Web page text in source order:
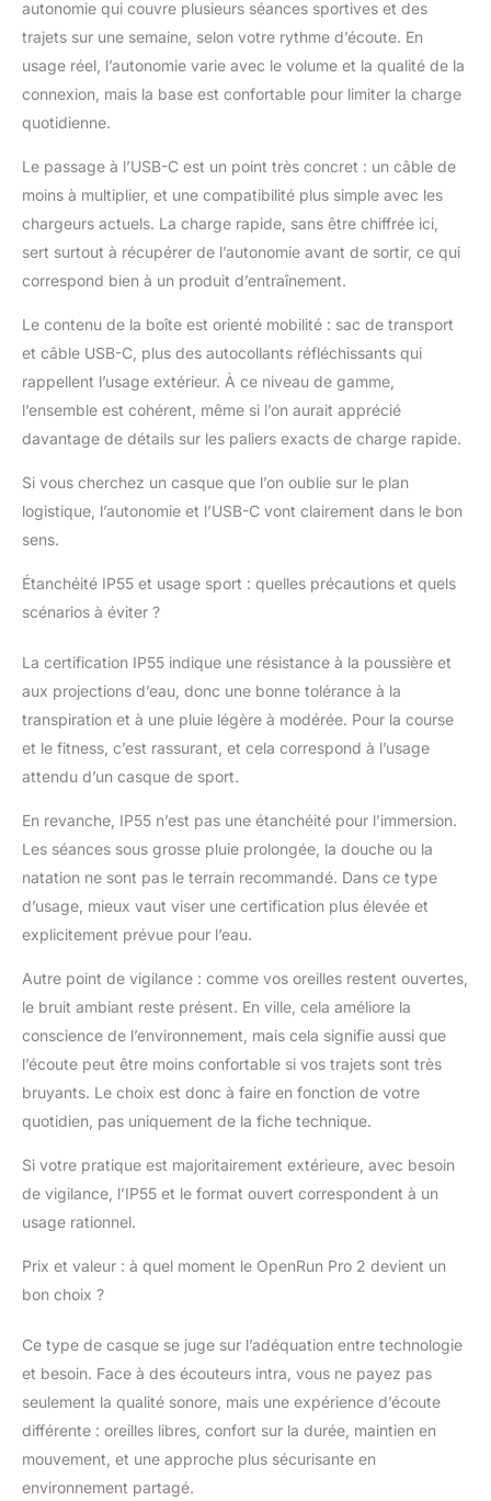
autonomie qui couvre plusieurs séances sportives et des
trajets sur une semaine, selon votre rythme d’écoute. En
usage réel, l’autonomie varie avec le volume et la qualité de la
connexion, mais la base est confortable pour limiter la charge
quotidienne.
Le passage à l’USB-C est un point très concret : un câble de
moins à multiplier, et une compatibilité plus simple avec les
chargeurs actuels. La charge rapide, sans être chiffrée ici,
sert surtout à récupérer de l’autonomie avant de sortir, ce qui
correspond bien à un produit d’entraînement.
Le contenu de la boîte est orienté mobilité : sac de transport
et câble USB-C, plus des autocollants réfléchissants qui
rappellent l’usage extérieur. À ce niveau de gamme,
l’ensemble est cohérent, même si l’on aurait apprécié
davantage de détails sur les paliers exacts de charge rapide.
Si vous cherchez un casque que l’on oublie sur le plan
logistique, l’autonomie et l’USB-C vont clairement dans le bon
sens.
Étanchéité IP55 et usage sport : quelles précautions et quels
scénarios à éviter ?
La certification IP55 indique une résistance à la poussière et
aux projections d’eau, donc une bonne tolérance à la
transpiration et à une pluie légère à modérée. Pour la course
et le fitness, c’est rassurant, et cela correspond à l’usage
attendu d’un casque de sport.
En revanche, IP55 n’est pas une étanchéité pour l’immersion.
Les séances sous grosse pluie prolongée, la douche ou la
natation ne sont pas le terrain recommandé. Dans ce type
d’usage, mieux vaut viser une certification plus élevée et
explicitement prévue pour l’eau.
Autre point de vigilance : comme vos oreilles restent ouvertes,
le bruit ambiant reste présent. En ville, cela améliore la
conscience de l’environnement, mais cela signifie aussi que
l’écoute peut être moins confortable si vos trajets sont très
bruyants. Le choix est donc à faire en fonction de votre
quotidien, pas uniquement de la fiche technique.
Si votre pratique est majoritairement extérieure, avec besoin
de vigilance, l’IP55 et le format ouvert correspondent à un
usage rationnel.
Prix et valeur : à quel moment le OpenRun Pro 2 devient un
bon choix ?
Ce type de casque se juge sur l’adéquation entre technologie
et besoin. Face à des écouteurs intra, vous ne payez pas
seulement la qualité sonore, mais une expérience d’écoute
différente : oreilles libres, confort sur la durée, maintien en
mouvement, et une approche plus sécurisante en
environnement partagé.